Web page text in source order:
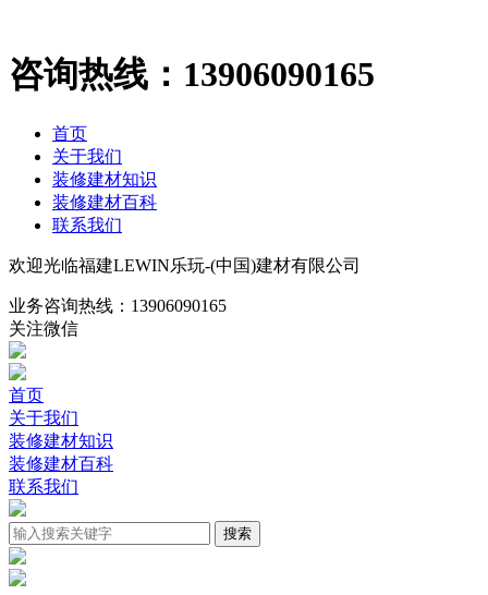
咨询热线： 13906090165
首页
关于我们
装修建材知识
装修建材百科
联系我们
欢迎光临福建LEWIN乐玩-(中国)建材有限公司
业务咨询热线： 13906090165
关注微信
首页
关于我们
装修建材知识
装修建材百科
联系我们